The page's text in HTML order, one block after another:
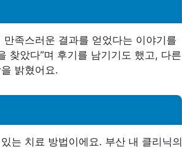
족스러운 결과를 얻었다는 이야기를
찾았다”며 후기를 남기기도 했고, 다른
밝혔어요.
는 치료 방법이에요. 부산 내 클리닉의